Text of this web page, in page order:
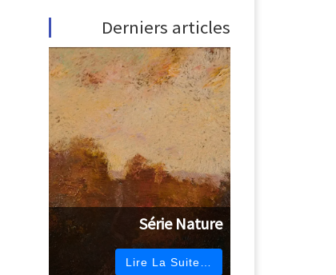
Derniers articles
Série Nature
Lire La Suite…